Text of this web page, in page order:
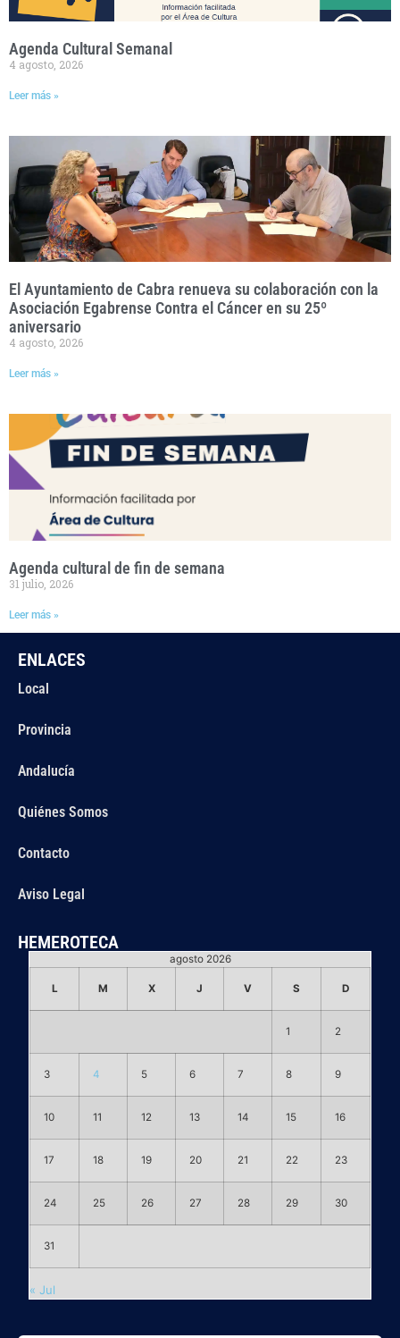
Agenda Cultural Semanal
4 agosto, 2026
Leer más »
El Ayuntamiento de Cabra renueva su colaboración con la
Asociación Egabrense Contra el Cáncer en su 25º
aniversario
4 agosto, 2026
Leer más »
Agenda cultural de fin de semana
31 julio, 2026
Leer más »
ENLACES
Local
Provincia
Andalucía
Quiénes Somos
Contacto
Aviso Legal
HEMEROTECA
agosto 2026
L M X J V S D
1 2
3 4 5 6 7 8 9
10 11 12 13 14 15 16
17 18 19 20 21 22 23
24 25 26 27 28 29 30
31
« Jul